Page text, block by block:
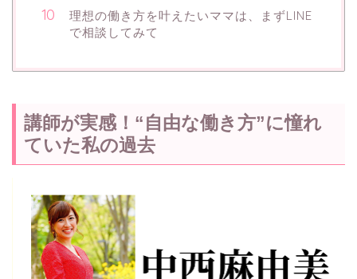
理想の働き方を叶えたいママは、まずLINE
で相談してみて
講師が実感！“自由な働き方”に憧れ
ていた私の過去